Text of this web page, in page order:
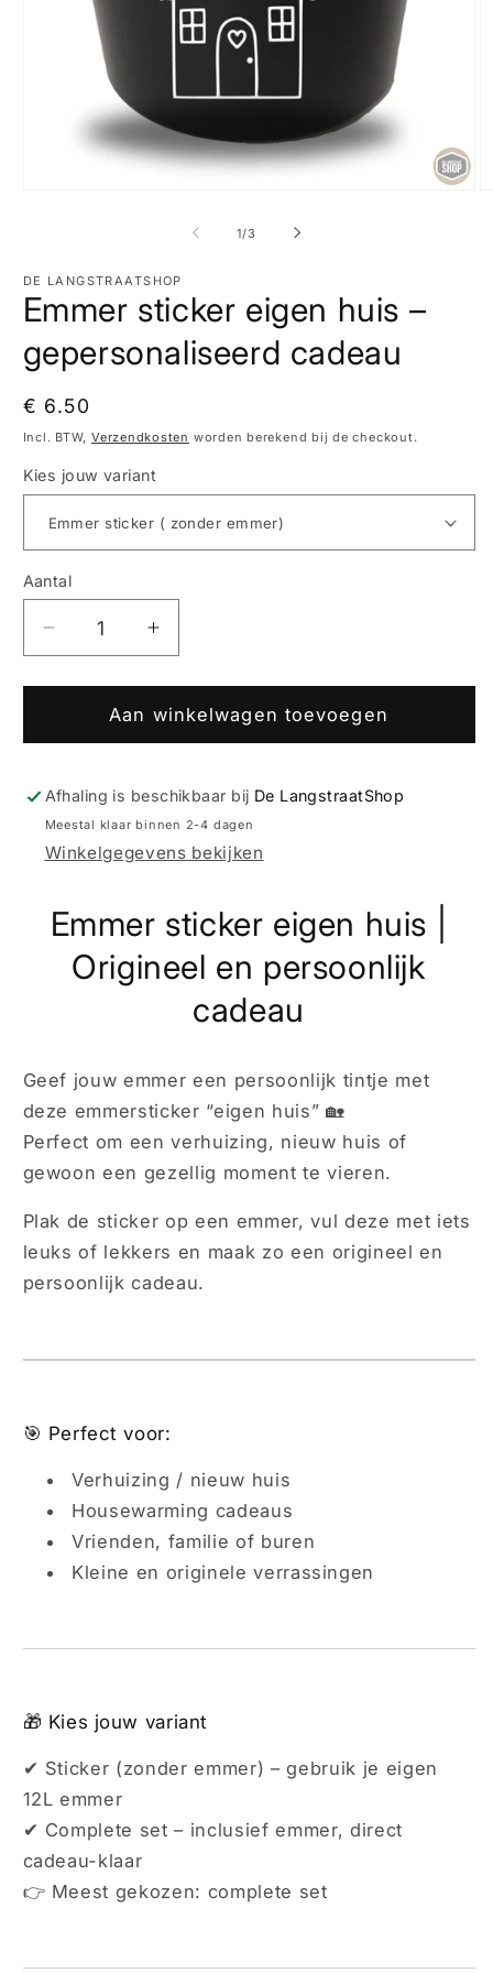
1/van
3
DE LANGSTRAATSHOP
Emmer sticker eigen huis –
gepersonaliseerd cadeau
Normale
prijs
€ 6.50
Incl. BTW, Verzendkosten worden berekend bij de checkout.
Kies jouw variant
Aantal
Aantal
Aantal
verlagen
voor
Emmer
sticker
huis
–
gepersonaliseerd
cadeau
Aantal
verhogen
voor
Emmer
sticker
huis
gepersonaliseerd
cadeau
Aan winkelwagen toevoegen
Afhaling is beschikbaar bij De LangstraatShop
Meestal klaar binnen 2-4 dagen
Winkelgegevens bekijken
Emmer sticker eigen huis |
Origineel en persoonlijk
cadeau
Geef jouw emmer een persoonlijk tintje met
deze emmersticker “eigen huis” 🏡
Perfect om een verhuizing, nieuw huis of
gewoon een gezellig moment te vieren.
Plak de sticker op een emmer, vul deze met iets
leuks of lekkers en maak zo een origineel en
persoonlijk cadeau.
🎯 Perfect voor:
Verhuizing / nieuw huis
Housewarming cadeaus
Vrienden, familie of buren
Kleine en originele verrassingen
🎁 Kies jouw variant
✔ Sticker (zonder emmer) – gebruik je eigen
12L emmer
✔ Complete set – inclusief emmer, direct
cadeau-klaar
👉 Meest gekozen: complete set